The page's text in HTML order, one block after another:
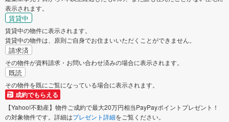
表示されます。
賃貸中
賃貸中の物件に表示されます。
賃貸中の物件は、原則ご自身でお住まいいただくことができません。
請求済
その物件が資料請求・お問い合わせ済みの場合に表示されます。
既読
その物件を既にご覧になっている場合に表示されます。
成約でもらえる
【Yahoo!不動産】物件ご成約で最大20万円相当PayPayポイントプレゼント！
の対象物件です。詳細はプレゼント詳細をご覧ください。